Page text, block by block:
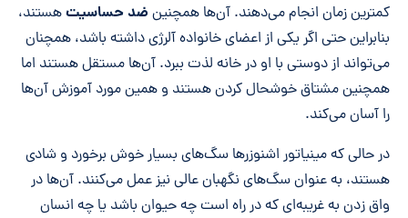
کمترین زمان انجام می‌دهند. آن‌ها همچنین ضد حساسیتهستند،
بنابراین حتی اگر یکی از اعضای خانواده آلرژی داشته باشد، همچنان
می‌تواند از دوستی با او در خانه لذت ببرد. آن‌ها مستقل هستند اما
همچنین مشتاق خوشحال کردن هستند و همین مورد آموزش آن‌ها
را آسان می‌کند.
در حالی که مینیاتور اشنوزرها سگ‌های بسیار خوش برخورد و شادی
هستند، به عنوان سگ‌های نگهبان عالی نیز عمل می‌کنند. آن‌ها در
واق زدن به غریبه‌ای که در راه است چه حیوان باشد یا چه انسان